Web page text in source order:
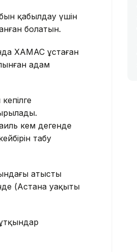
қабылдау үшін
болатын.
ХАМАС ұстаған
адам
кем дегенде
табу
атысты
(Астана уақыты